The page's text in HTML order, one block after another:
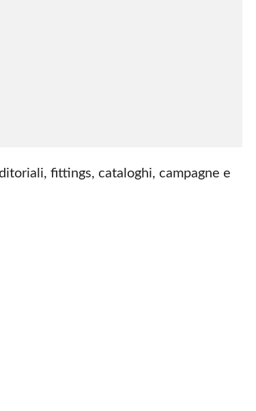
fittings, cataloghi, campagne e